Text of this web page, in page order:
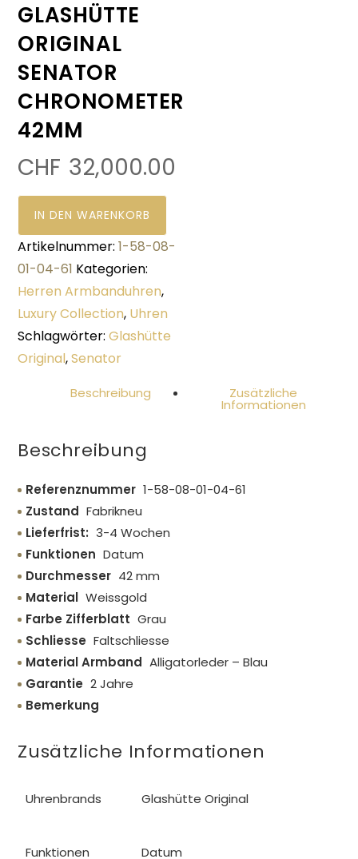
GLASHÜTTE
ORIGINAL
SENATOR
CHRONOMETER
42MM
CHF 32,000.00
IN DEN WARENKORB
Artikelnummer:1-58-08-
01-04-61 Kategorien:
Herren Armbanduhren,
Luxury Collection, Uhren
Schlagwörter:Glashütte
Original,Senator
Beschreibung Zusätzliche
Informationen
Beschreibung
Referenznummer 1-58-08-01-04-61
Zustand Fabrikneu
Lieferfrist: 3-4 Wochen
Funktionen Datum
Durchmesser 42 mm
Material Weissgold
Farbe Zifferblatt Grau
Schliesse Faltschliesse
Material Armband Alligatorleder – Blau
Garantie 2 Jahre
Bemerkung
Zusätzliche Informationen
Uhrenbrands Glashütte Original
Funktionen Datum